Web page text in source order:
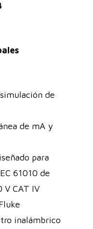
de
de mA y
para
61010 de
V CAT IV
inalámbrico